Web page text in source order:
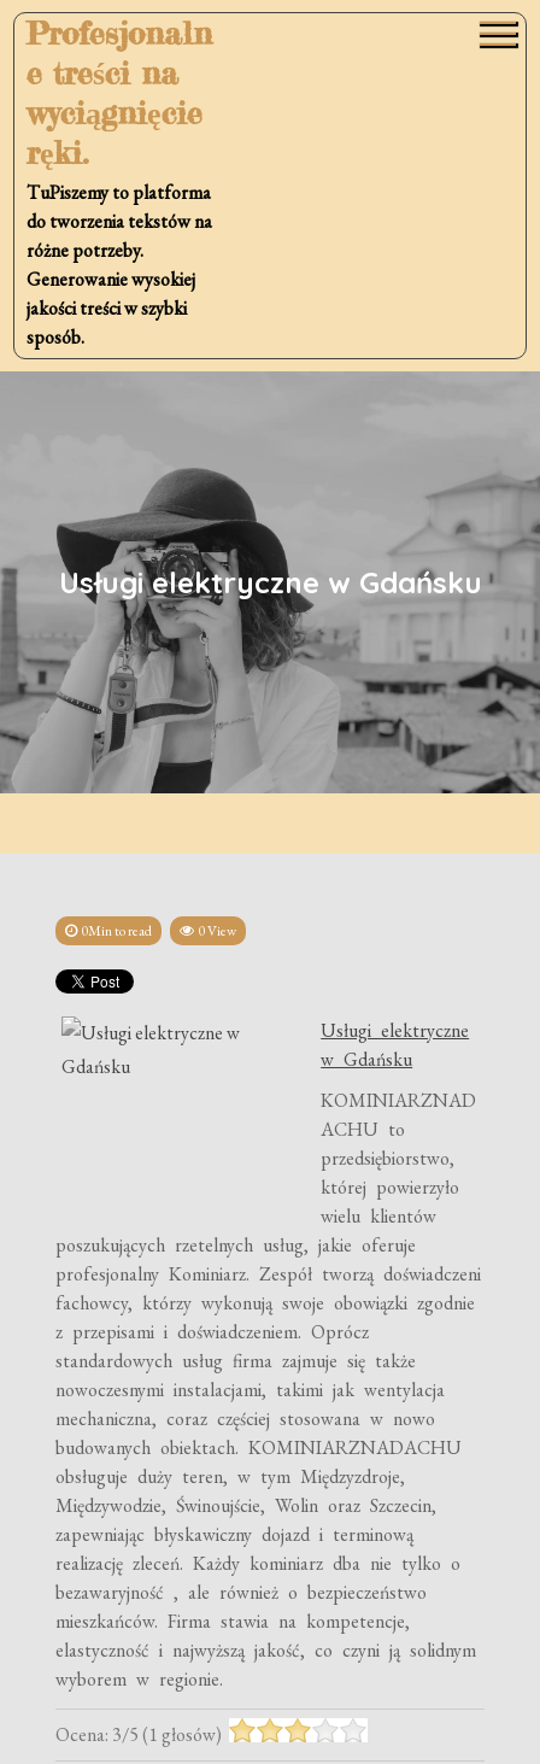
Skip
content
Profesjonaln
e treści na
wyciągnięcie
ręki.
TuPiszemy to platforma
do tworzenia tekstów na
różne potrzeby.
Generowanie wysokiej
jakości treści w szybki
sposób.
Usługi elektryczne w Gdańsku
0Min to read 0 View
Usługi elektryczne
w Gdańsku
KOMINIARZNAD
ACHU to
przedsiębiorstwo,
której powierzyło
wielu klientów
poszukujących rzetelnych usług, jakie oferuje
profesjonalny Kominiarz. Zespół tworzą doświadczeni
fachowcy, którzy wykonują swoje obowiązki zgodnie
z przepisami i doświadczeniem. Oprócz
standardowych usług firma zajmuje się także
nowoczesnymi instalacjami, takimi jak wentylacja
mechaniczna, coraz częściej stosowana w nowo
budowanych obiektach. KOMINIARZNADACHU
obsługuje duży teren, w tym Międzyzdroje,
Międzywodzie, Świnoujście, Wolin oraz Szczecin,
zapewniając błyskawiczny dojazd i terminową
realizację zleceń. Każdy kominiarz dba nie tylko o
bezawaryjność , ale również o bezpieczeństwo
mieszkańców. Firma stawia na kompetencje,
elastyczność i najwyższą jakość, co czyni ją solidnym
wyborem w regionie.
Ocena: 3/5(1głosów)